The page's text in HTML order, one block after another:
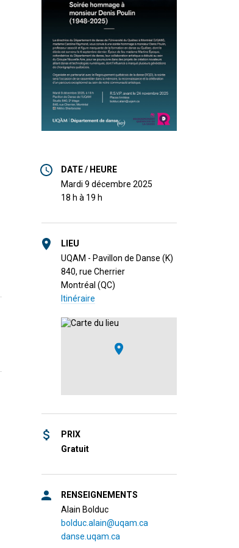
DATE / HEURE
mardi 9 décembre 2025
18 h à 19 h
LIEU
UQAM - Pavillon de Danse (K)
840, rue Cherrier
Montréal (QC)
Itinéraire
PRIX
Gratuit
RENSEIGNEMENTS
Alain Bolduc
bolduc.alain@uqam.ca
danse.uqam.ca